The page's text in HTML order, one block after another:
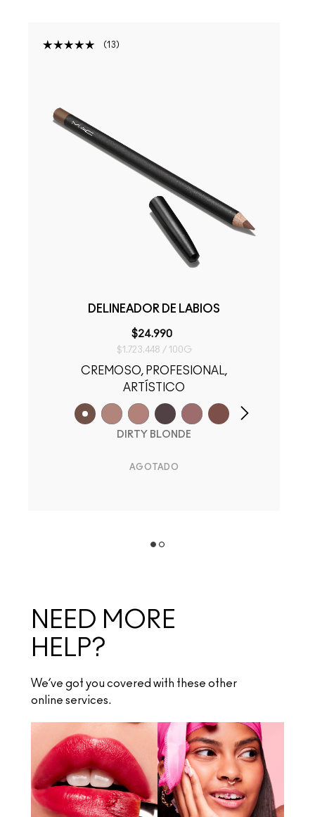
13
DELINEADOR DE LABIOS
$24.990
$1.723.448 / 100G
CREMOSO, PROFESIONAL,
ARTÍSTICO
DIRTY BLONDE
AGOTADO
NEED MORE
HELP?
We’ve got you covered with these other
online services.